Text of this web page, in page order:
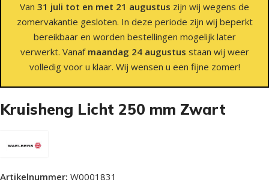
Van 31 juli tot en met 21 augustus zijn wij wegens de
zomervakantie gesloten. In deze periode zijn wij beperkt
bereikbaar en worden bestellingen mogelijk later
verwerkt. Vanaf maandag 24 augustus staan wij weer
volledig voor u klaar. Wij wensen u een fijne zomer!
Kruisheng Licht 250 mm Zwart
Artikelnummer: W0001831